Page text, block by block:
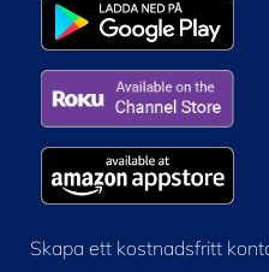
Skapa ett kostnadsfritt